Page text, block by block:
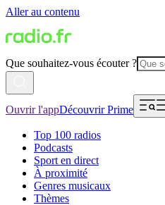
Aller au contenu
Que souhaitez-vous écouter ?
Ouvrir l'appDécouvrir Prime
Top 100 radios
Podcasts
Sport en direct
À proximité
Genres musicaux
Thèmes